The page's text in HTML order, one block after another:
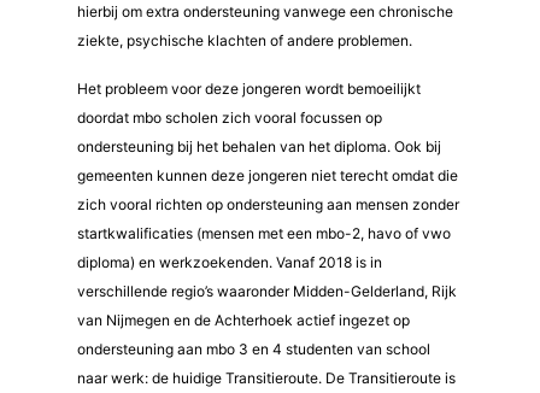
hierbij om extra ondersteuning vanwege een chronische
ziekte, psychische klachten of andere problemen.
Het probleem voor deze jongeren wordt bemoeilijkt
doordat mbo scholen zich vooral focussen op
ondersteuning bij het behalen van het diploma. Ook bij
gemeenten kunnen deze jongeren niet terecht omdat die
zich vooral richten op ondersteuning aan mensen zonder
startkwalificaties (mensen met een mbo-2, havo of vwo
diploma) en werkzoekenden. Vanaf 2018 is in
verschillende regio’s waaronder Midden-Gelderland, Rijk
van Nijmegen en de Achterhoek actief ingezet op
ondersteuning aan mbo 3 en 4 studenten van school
naar werk: de huidige Transitieroute. De Transitieroute is